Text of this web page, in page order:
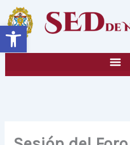
Abrir barra de herramientas
contenido